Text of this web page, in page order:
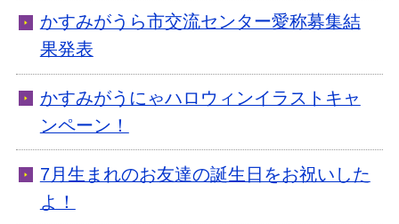
かすみがうら市交流センター愛称募集結
果発表
かすみがうにゃハロウィンイラストキャ
ンペーン！
7月生まれのお友達の誕生日をお祝いした
よ！